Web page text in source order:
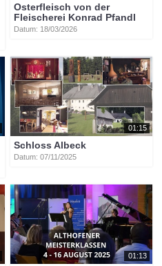
Osterfleisch von der
Fleischerei Konrad Pfandl
Datum: 18/03/2026
01:15
Schloss Albeck
Datum: 07/11/2025
01:13